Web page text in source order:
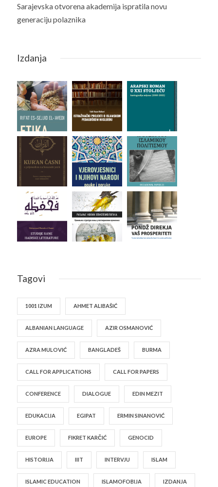
Sarajevska otvorena akademija ispratila novu
generaciju polaznika
Izdanja
Tagovi
1001 IZUM AHMET ALIBAŠIĆ
ALBANIAN LANGUAGE AZIR OSMANOVIĆ
AZRA MULOVIĆ BANGLADEŠ BURMA
CALL FOR APPLICATIONS CALL FOR PAPERS
CONFERENCE DIALOGUE EDIN MEZIT
EDUKACIJA EGIPAT ERMIN SINANOVIĆ
EUROPE FIKRET KARČIĆ GENOCID
HISTORIJA IIIT INTERVJU ISLAM
ISLAMIC EDUCATION ISLAMOFOBIJA IZDANJA